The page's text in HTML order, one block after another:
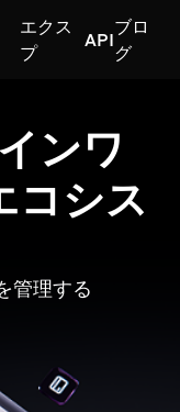
エクス
プ
API
ブロ
グ
ンワ
コシス
管理する